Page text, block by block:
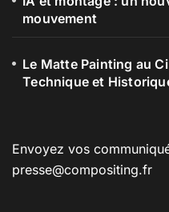
mouvement
Le Matte Painting au
Technique et
Envoyez vos
presse@compositing.fr